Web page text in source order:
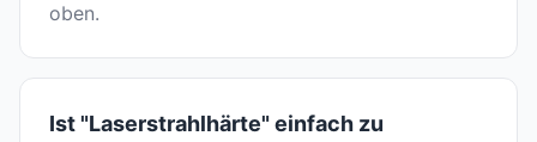
oben.
Ist "Laserstrahlhärte" einfach zu